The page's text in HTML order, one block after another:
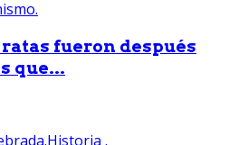
fueron después
que...